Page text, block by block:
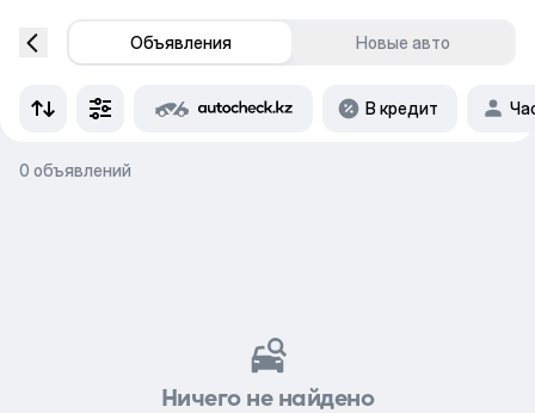
Объявления Новые авто
В кредит
0 объявлений
Ничего не найдено